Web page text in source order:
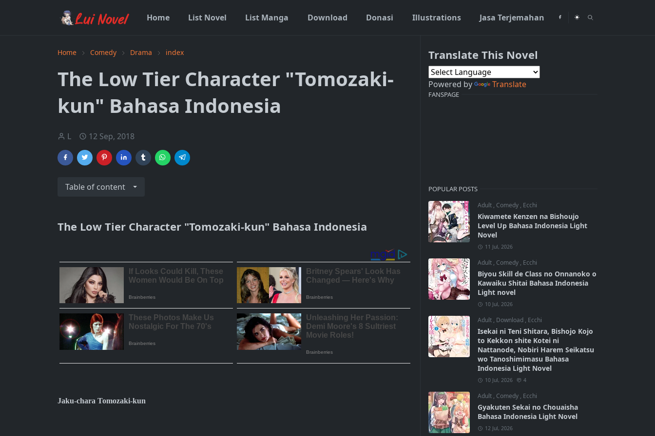
Home List Novel List Manga Download Donasi Illustrations Jasa Terjemahan
Home Comedy Drama index
The Low Tier Character "Tomozaki-
kun" Bahasa Indonesia
L 12 Sep, 2018
Table of content
The Low Tier Character "Tomozaki-kun" Bahasa Indonesia
Jaku-chara Tomozaki-kun
Translate This Novel
Powered by Translate
FANSPAGE
POPULAR POSTS
Adult , Comedy , Ecchi
Kiwamete Kenzen na Bishoujo
Level Up Bahasa Indonesia Light
Novel
11 Jul, 2026
Adult , Comedy , Ecchi
Biyou Skill de Class no Onnanoko o
Kawaiku Shitai Bahasa Indonesia
Light novel
10 Jul, 2026
Adult , Download , Ecchi
Isekai ni Teni Shitara, Bishojo Kojo
to Kekkon shite Kotei ni
Nattanode, Nobiri Harem Seikatsu
wo Tanoshimimasu Bahasa
Indonesia Light Novel
10 Jul, 2026 4
Adult , Comedy , Ecchi
Gyakuten Sekai no Chouaisha
Bahasa Indonesia Light Novel
12 Jul, 2026